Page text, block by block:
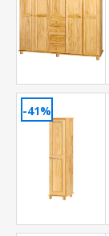
-41%